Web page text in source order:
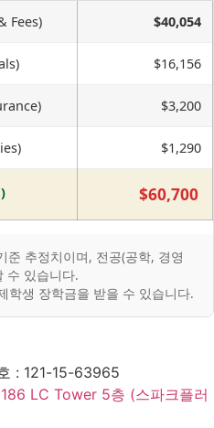
Fees) $40,054
$16,156
$3,200
$1,290
$60,700
추정치이며, 전공(공학, 경영
수 있습니다.
학생 장학금을 받을 수 있습니다.
: 121-15-63965
LC Tower 5층 (스파크플러